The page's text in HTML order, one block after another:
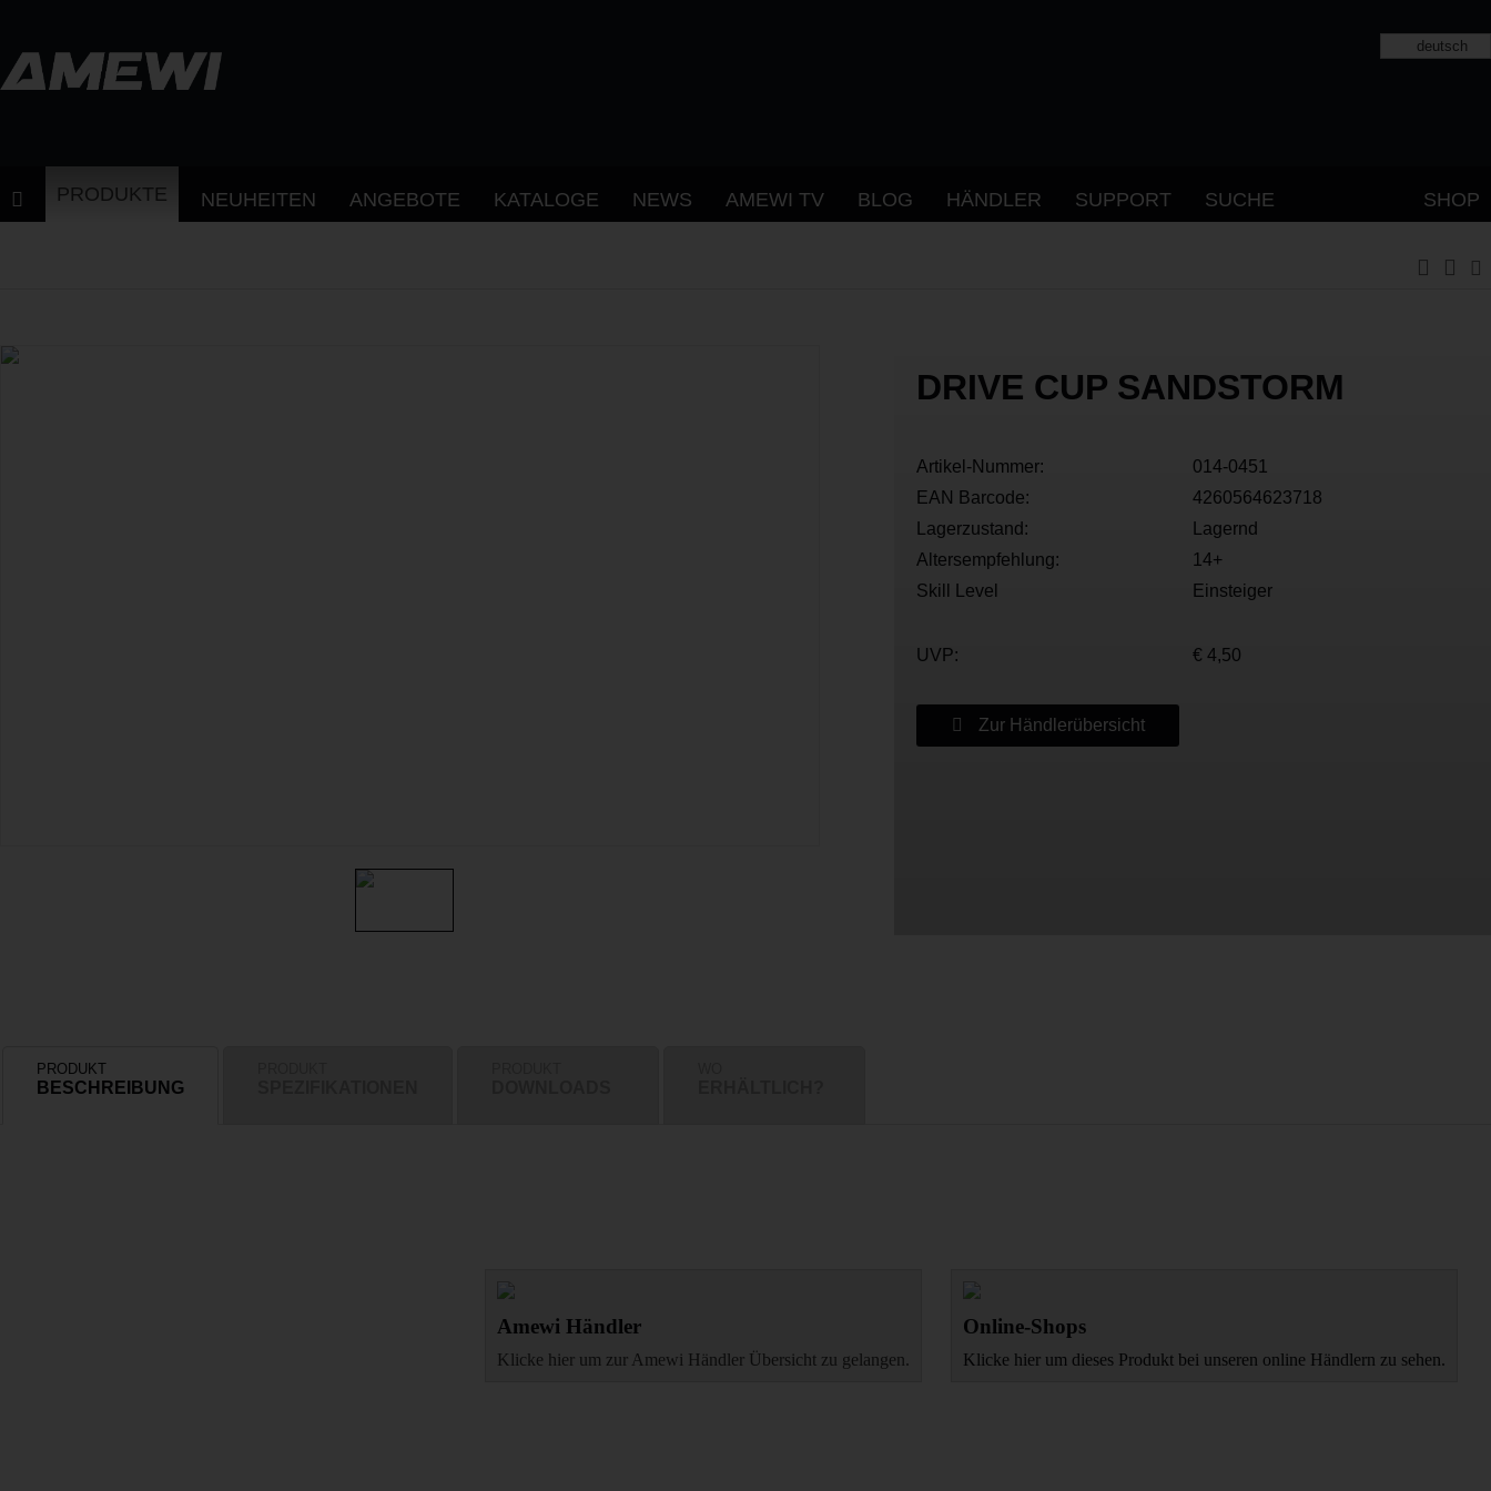
deutsch
PRODUKTE NEUHEITEN ANGEBOTE KATALOGE NEWS AMEWI TV BLOG HÄNDLER SUPPORT SUCHE SHOP
DRIVE CUP SANDSTORM
Artikel-Nummer:
014-0451
EAN Barcode:
4260564623718
Lagerzustand:
Lagernd
Altersempfehlung:
14+
Skill Level
Einsteiger
UVP: € 4,50
Zur Händlerübersicht
PRODUKT
BESCHREIBUNG
Amewi Händler
Klicke hier um zur Amewi Händler Übersicht zu gelangen.
Online-Shops
Klicke hier um dieses Produkt bei unseren online Händlern zu sehen.